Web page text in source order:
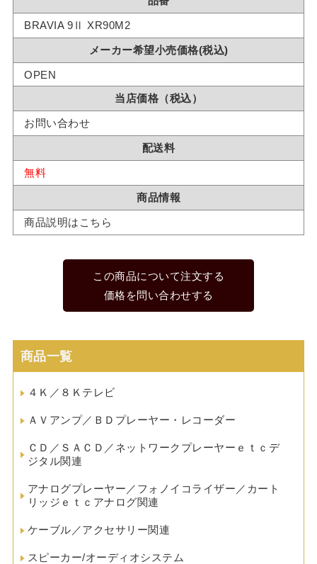
BRAVIA 9Ⅱ XR90M2
メーカー希望小売価格(税込)
OPEN
当店価格（税込）
お問い合わせ
配送料
無料
商品情報
商品説明はこちら
この商品について注文する
価格を問い合わせする
商品一覧
４Ｋ／８Ｋテレビ
ＡＶアンプ／ＢＤプレーヤー・レコーダー
ＣＤ／ＳＡＣＤ／ネットワークプレーヤーｅｔｃデ
ジタル関連
アナログプレーヤー／フォノイコライザー／カート
リッジｅｔｃアナログ関連
ケーブル／アクセサリー関連
スピーカー/オーディオシステム